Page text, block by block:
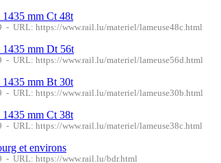
mm Ct 48t
URL: https://www.rail.lu/materiel/lameuse48c.html
1435 mm Dt 56t
URL: https://www.rail.lu/materiel/lameuse56d.html
mm Bt 30t
URL: https://www.rail.lu/materiel/lameuse30b.html
mm Ct 38t
URL: https://www.rail.lu/materiel/lameuse38c.html
et environs
- URL: https://www.rail.lu/bdr.html